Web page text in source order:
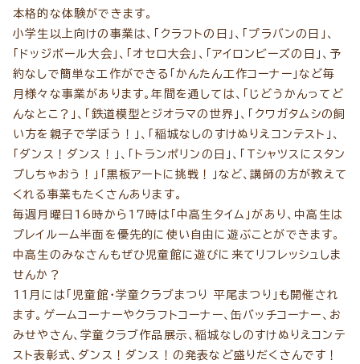
本格的な体験ができます。
小学生以上向けの事業は、「クラフトの日」、「プラバンの日」、
「ドッジボール大会」、「オセロ大会」、「アイロンビーズの日」、予
約なしで簡単な工作ができる「かんたん工作コーナー」など毎
月様々な事業があります。年間を通しては、「じどうかんってど
んなとこ？」、「鉄道模型とジオラマの世界」、「クワガタムシの飼
い方を親子で学ぼう！」、「稲城なしのすけぬりえコンテスト」、
「ダンス！ダンス！」、「トランポリンの日」、「Tシャツスにスタン
プしちゃおう！」「黒板アートに挑戦！」など、講師の方が教えて
くれる事業もたくさんあります。
毎週月曜日16時から17時は「中高生タイム」があり、中高生は
プレイルーム半面を優先的に使い自由に遊ぶことができます。
中高生のみなさんもぜひ児童館に遊びに来てリフレッシュしま
せんか？
11月には「児童館・学童クラブまつり 平尾まつり」も開催され
ます。ゲームコーナーやクラフトコーナー、缶バッチコーナー、お
みせやさん、学童クラブ作品展示、稲城なしのすけぬりえコンテ
スト表彰式、ダンス！ダンス！の発表など盛りだくさんです！